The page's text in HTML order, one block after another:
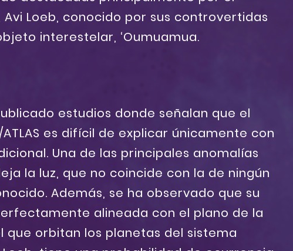
Loeb, conocido por sus controvertidas
interestelar, ‘Oumuamua.
estudios donde señalan que el
es difícil de explicar únicamente con
Una de las principales anomalías
la luz, que no coincide con la de ningún
Además, se ha observado que su
alineada con el plano de la
que orbitan los planetas del sistema